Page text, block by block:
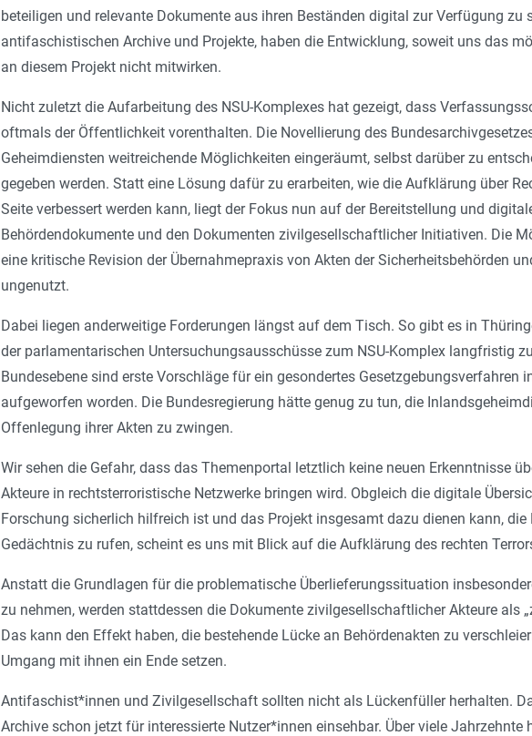
beteiligen und relevante Dokumente aus ihren Beständen digital zur Verfügung zu
antifaschistischen Archive und Projekte, haben die Entwicklung, soweit uns das
an diesem Projekt nicht mitwirken.
Nicht zuletzt die Aufarbeitung des NSU-Komplexes hat gezeigt, dass
oftmals der Öffentlichkeit vorenthalten. Die Novellierung des
Geheimdiensten weitreichende Möglichkeiten eingeräumt, selbst darüber zu
gegeben werden. Statt eine Lösung dafür zu erarbeiten, wie die Aufklärung über
Seite verbessert werden kann, liegt der Fokus nun auf der Bereitstellung und
Behördendokumente und den Dokumenten zivilgesellschaftlicher Initiativen. Die
eine kritische Revision der Übernahmepraxis von Akten der Sicherheitsbehörden
ungenutzt.
Dabei liegen anderweitige Forderungen längst auf dem Tisch. So gibt es in
der parlamentarischen Untersuchungsausschüsse zum NSU-Komplex langfristig
Bundesebene sind erste Vorschläge für ein gesondertes Gesetzgebungsverfahren
aufgeworfen worden. Die Bundesregierung hätte genug zu tun, die
Offenlegung ihrer Akten zu zwingen.
Wir sehen die Gefahr, dass das Themenportal letztlich keine neuen Erkenntnisse
Akteure in rechtsterroristische Netzwerke bringen wird. Obgleich die digitale
Forschung sicherlich hilfreich ist und das Projekt insgesamt dazu dienen kann,
Gedächtnis zu rufen, scheint es uns mit Blick auf die Aufklärung des rechten
Anstatt die Grundlagen für die problematische Überlieferungssituation
zu nehmen, werden stattdessen die Dokumente zivilgesellschaftlicher Akteure als
Das kann den Effekt haben, die bestehende Lücke an Behördenakten zu
Umgang mit ihnen ein Ende setzen.
Antifaschist*innen und Zivilgesellschaft sollten nicht als Lückenfüller herhalten.
Archive schon jetzt für interessierte Nutzer*innen einsehbar. Über viele